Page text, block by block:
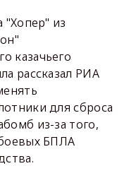
"Хопер" из
казачьего
рассказал РИА
для сброса
из-за того,
БПЛА